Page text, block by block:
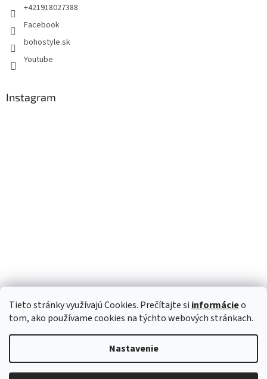
Tieto stránky využívajú Cookies. Prečítajte si informácieo
tom, ako používame cookies na týchto webových stránkach.
Nastavenie
+421918027388
Facebook
bohostyle.sk
Youtube
Instagram
Sledovať na Instagrame
Vytvoril Shoptet